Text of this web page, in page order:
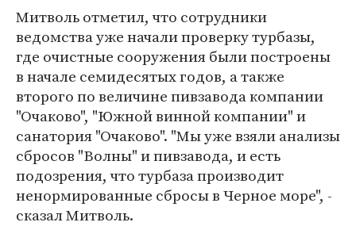
Митволь отметил, что сотрудники
ведомства уже начали проверку турбазы,
где очистные сооружения были построены
в начале семидесятых годов, a также
второго по величине пивзавода компании
"Очаково", "Южной винной компании" и
санатория "Очаково". "Мы уже взяли анализы
сбросов "Волны" и пивзавода, и есть
подозрения, что турбаза производит
ненормированные сбросы в Черное море", -
сказал Митволь.